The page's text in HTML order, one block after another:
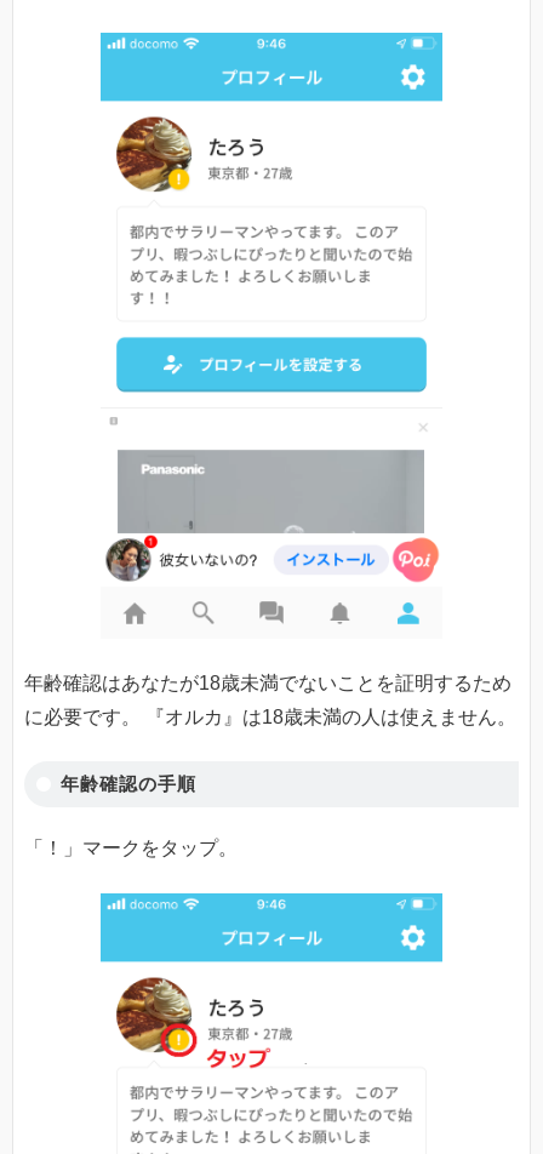
年齢確認はあなたが18歳未満でないことを証明するため
に必要です。 『オルカ』は18歳未満の人は使えません。
年齢確認の手順
「！」マークをタップ。